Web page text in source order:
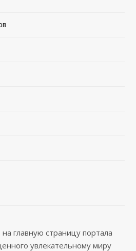
главную страницу портала
увлекательному миру